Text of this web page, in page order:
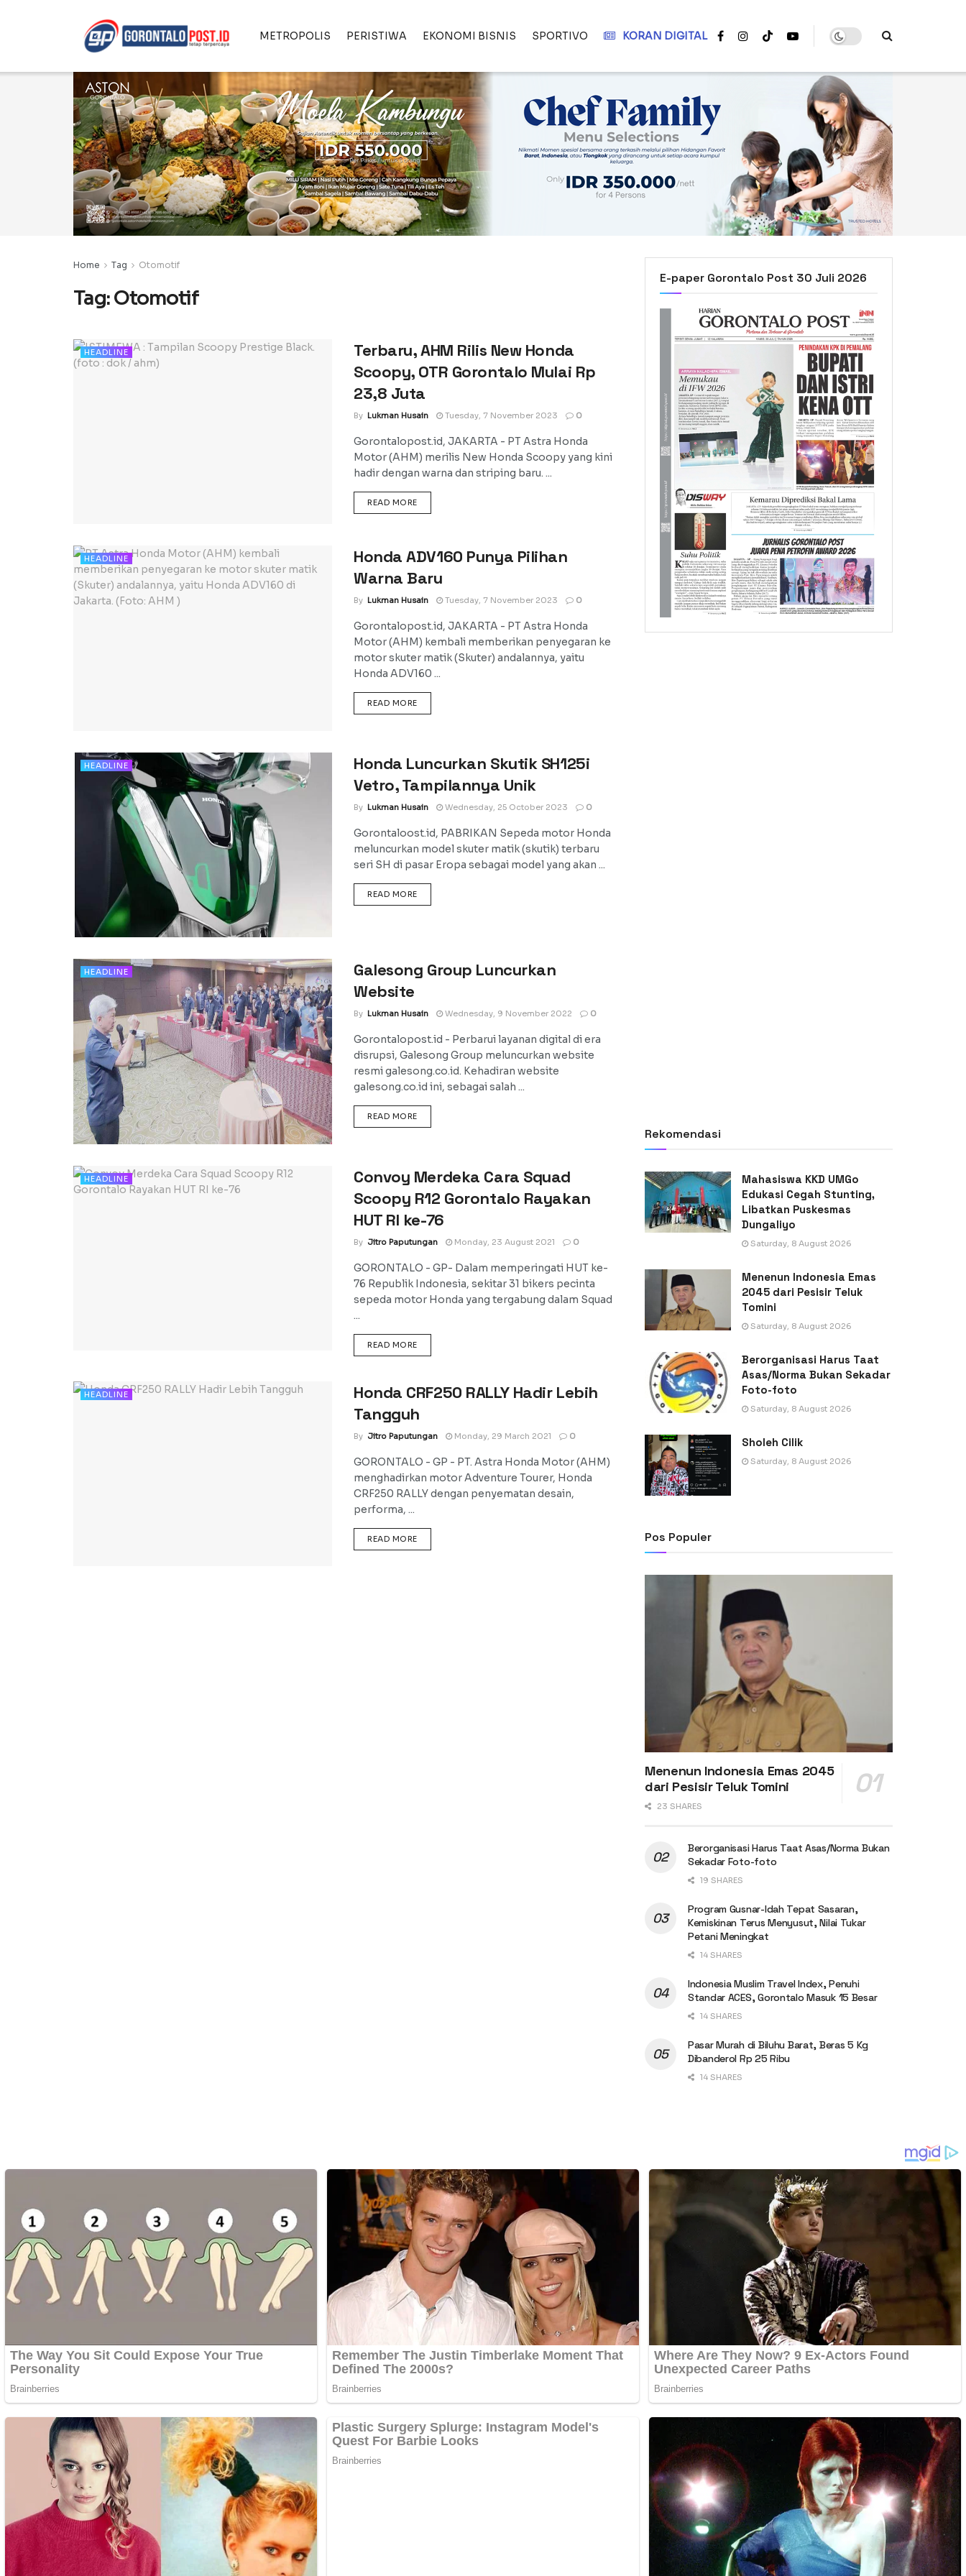
METROPOLIS PERISTIWA EKONOMI BISNIS SPORTIVO KORAN DIGITAL
Home Tag Otomotif
Tag:Otomotif
HEADLINE
Terbaru, AHM Rilis New Honda
Scoopy, OTR Gorontalo Mulai Rp
23,8 Juta
By Lukman Husain Tuesday, 7 November 2023 0
Gorontalopost.id, JAKARTA - PT Astra Honda
Motor (AHM) merilis New Honda Scoopy yang kini
hadir dengan warna dan striping baru. ...
READ MOREDETAILS
HEADLINE
Honda ADV160 Punya Pilihan
Warna Baru
By Lukman Husain Tuesday, 7 November 2023 0
Gorontalopost.id, JAKARTA - PT Astra Honda
Motor (AHM) kembali memberikan penyegaran ke
motor skuter matik (Skuter) andalannya, yaitu
Honda ADV160 ...
READ MOREDETAILS
HEADLINE
Honda Luncurkan Skutik SH125i
Vetro, Tampilannya Unik
By Lukman Husain Wednesday, 25 October 2023 0
Gorontaloost.id, PABRIKAN Sepeda motor Honda
meluncurkan model skuter matik (skutik) terbaru
seri SH di pasar Eropa sebagai model yang akan ...
READ MOREDETAILS
HEADLINE
Galesong Group Luncurkan
Website
By Lukman Husain Wednesday, 9 November 2022 0
Gorontalopost.id - Perbarui layanan digital di era
disrupsi, Galesong Group meluncurkan website
resmi galesong.co.id. Kehadiran website
galesong.co.id ini, sebagai salah ...
READ MOREDETAILS
HEADLINE
Convoy Merdeka Cara Squad
Scoopy R12 Gorontalo Rayakan
HUT RI ke-76
By Jitro Paputungan Monday, 23 August 2021 0
GORONTALO - GP- Dalam memperingati HUT ke-
76 Republik Indonesia, sekitar 31 bikers pecinta
sepeda motor Honda yang tergabung dalam Squad
...
READ MOREDETAILS
HEADLINE
Honda CRF250 RALLY Hadir Lebih
Tangguh
By Jitro Paputungan Monday, 29 March 2021 0
GORONTALO - GP - PT. Astra Honda Motor (AHM)
menghadirkan motor Adventure Tourer, Honda
CRF250 RALLY dengan penyematan desain,
performa, ...
READ MOREDETAILS
E-paper Gorontalo Post 30 Juli 2026
Rekomendasi
Mahasiswa KKD UMGo
Edukasi Cegah Stunting,
Libatkan Puskesmas
Dungaliyo
Saturday, 8 August 2026
Menenun Indonesia Emas
2045 dari Pesisir Teluk
Tomini
Saturday, 8 August 2026
Berorganisasi Harus Taat
Asas/Norma Bukan Sekadar
Foto-foto
Saturday, 8 August 2026
Sholeh Cilik
Saturday, 8 August 2026
Pos Populer
Menenun Indonesia Emas 2045
dari Pesisir Teluk Tomini
23 SHARES
Berorganisasi Harus Taat Asas/Norma Bukan
Sekadar Foto-foto
19 SHARES
Program Gusnar-Idah Tepat Sasaran,
Kemiskinan Terus Menyusut, Nilai Tukar
Petani Meningkat
14 SHARES
Indonesia Muslim Travel Index, Penuhi
Standar ACES, Gorontalo Masuk 15 Besar
14 SHARES
Pasar Murah di Biluhu Barat, Beras 5 Kg
Dibanderol Rp 25 Ribu
14 SHARES